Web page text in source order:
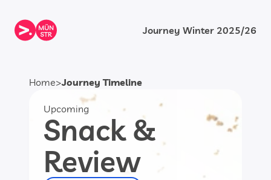
Journey Winter 2025/26
Home>Journey Timeline
Upcoming
Snack &
Review